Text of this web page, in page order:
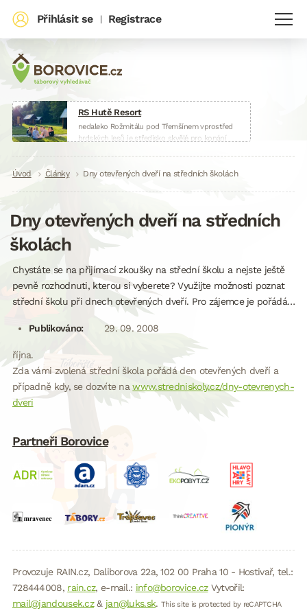
RS Hutě Resort
nedaleko Rožmitálu pod Třemšínem vprostřed
brdských lesů je středisko skvělé pro konání
www.huteresort.cz
Přihlásit se | Registrace
Drobečková
Úvod Články Dny otevřených dveří na středních školách
Dny otevřených dveří na středních
školách
Chystáte se na přijímací zkoušky na střední školu a nejste ještě
pevně rozhodnuti, kterou si vyberete? Využijte možnosti poznat
střední školu při dnech otevřených dveří. Pro zájemce je pořádá…
Publikováno: 29. 09. 2008
října.
Zda vámi zvolená střední škola pořádá den otevřených dveří a
případně kdy, se dozvíte nawww.stredniskoly.cz/dny-otevrenych-
dveri
Partneři Borovice
Provozuje RAIN.cz, Daliborova 22a, 102 00 Praha 10 - Hostivař, tel.:
728444008, rain.cz, e-mail.: info@borovice.czVytvořil:
mail@jandousek.cz& jan@luks.sk. This site is protected by reCAPTCHA